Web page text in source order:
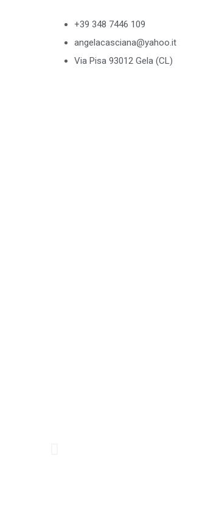
+39 348 7446 109
angelacasciana@yahoo.it
Via Pisa 93012 Gela (CL)